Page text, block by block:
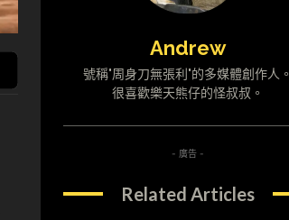
Andrew
號稱"周身刀無張利"的多媒體創作人。
很喜歡樂天熊仔的怪叔叔。
- 廣告 -
Related Articles